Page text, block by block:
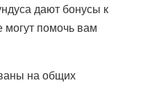
дают бонусы к
помочь вам
на общих